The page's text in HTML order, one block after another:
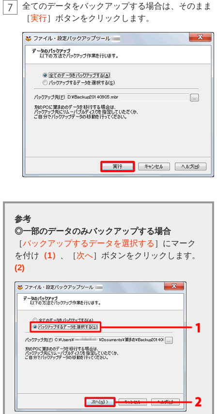
全てのデータをバックアップする場合は、そのまま
［実行］ボタンをクリックします。
参考
◎一部のデータのみバックアップする場合
［バックアップするデータを選択する ］にマーク
を付け （1） 、［次へ］ボタンをクリックします。
(2)